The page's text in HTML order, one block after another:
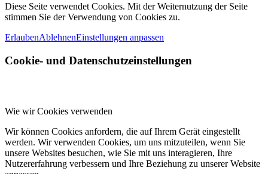
Diese Seite verwendet Cookies. Mit der Weiternutzung der Seite
stimmen Sie der Verwendung von Cookies zu.
ErlaubenAblehnenEinstellungen anpassen
Cookie- und Datenschutzeinstellungen
Wie wir Cookies verwenden
Wir können Cookies anfordern, die auf Ihrem Gerät eingestellt
werden. Wir verwenden Cookies, um uns mitzuteilen, wenn Sie
unsere Websites besuchen, wie Sie mit uns interagieren, Ihre
Nutzererfahrung verbessern und Ihre Beziehung zu unserer Website